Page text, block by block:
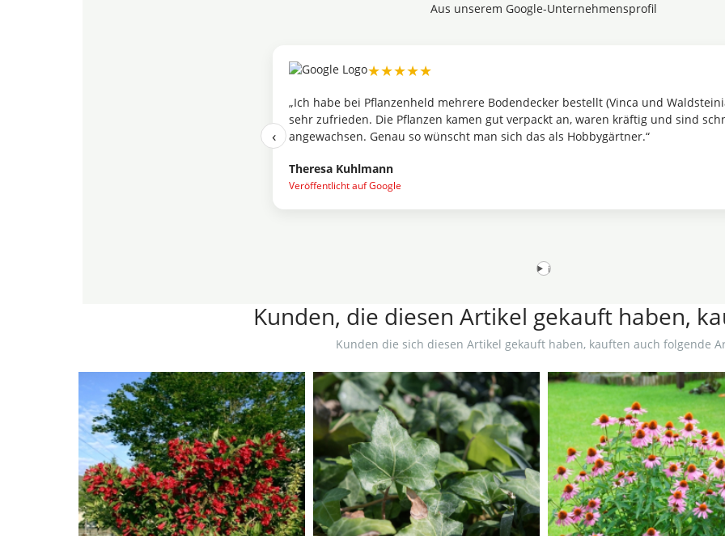
Aus unserem Google-Unternehmensprofil
★★★★★
„Die Teichpflanzen waren sauber verpackt und in einem erstaunlich guten
merkt, dass hier Wert auf Qualität gelegt wird. Würde ich jederzeit wieder
Veröffentlicht auf Google
‹
i
Kunden, die diesen Artikel gekauft haben,
Kunden die sich diesen Artikel gekauft haben, kauften auch folgende